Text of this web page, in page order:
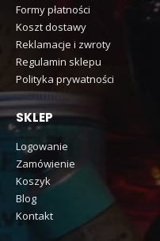
Formy płatności
Koszt dostawy
Reklamacje i zwroty
Regulamin sklepu
Polityka prywatności
SKLEP
Logowanie
Zamówienie
Koszyk
Blog
Kontakt